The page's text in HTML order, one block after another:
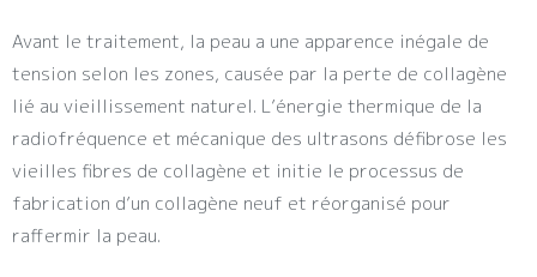
Avant le traitement, la peau a une apparence inégale de
tension selon les zones, causée par la perte de collagène
lié au vieillissement naturel. L’énergie thermique de la
radiofréquence et mécanique des ultrasons défibrose les
vieilles fibres de collagène et initie le processus de
fabrication d’un collagène neuf et réorganisé pour
raffermir la peau.